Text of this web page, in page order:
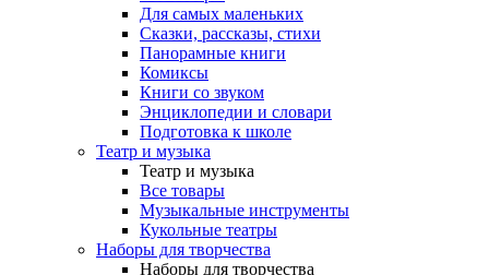
Для самых маленьких
Сказки, рассказы, стихи
Панорамные книги
Комиксы
Книги со звуком
Энциклопедии и словари
Подготовка к школе
Театр и музыка
Театр и музыка
Все товары
Музыкальные инструменты
Кукольные театры
Наборы для творчества
Наборы для творчества